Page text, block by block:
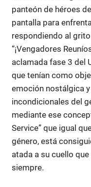
panteón de héroes
pantalla para
respondiendo al
“¡Vengadores
aclamada fase 3 del
que tenían como
emoción nostálgica
incondicionales del
mediante ese
Service” que igual
género, está
atada a su cuello
siempre.